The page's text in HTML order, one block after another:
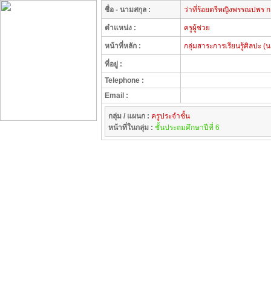
ชื่อ - นามสกุล : ว่าที่ร้อยตรีหญิงพรรณปพร
ตำแหน่ง : ครูผู้ช่วย
หน้าที่หลัก : กลุ่มสาระการเรียนรู้ศิลปะ (
ที่อยู่ :
Telephone :
Email :
กลุ่ม / แผนก : ครูประจำชั้น
หน้าที่ในกลุ่ม : ชั้นประถมศึกษาปีที่ 6